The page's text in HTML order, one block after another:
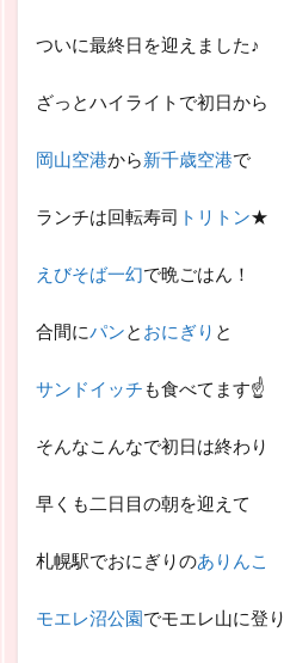
ついに最終日を迎えました♪
ざっとハイライトで初日から
岡山空港から新千歳空港で
ランチは回転寿司 トリトン★
えびそば一幻で晩ごはん！
合間にパンと おにぎり と
サンドイッチも食べてます☝
そんなこんなで初日は終わり
早くも二日目の朝を迎えて
札幌駅でおにぎりのありんこ
モエレ沼公園でモエレ山に登り